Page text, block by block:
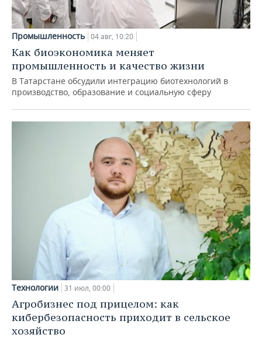
Промышленность 04 авг, 10:20
Как биоэкономика меняет
промышленность и качество жизни
В Татарстане обсудили интеграцию биотехнологий в
производство, образование и социальную сферу
Технологии 31 июл, 00:00
Агробизнес под прицелом: как
кибербезопасность приходит в сельское
хозяйство